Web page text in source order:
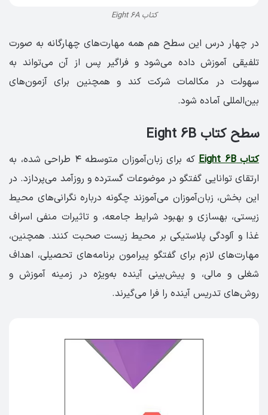
کتاب Eight 6A
در چهار درس این سطح هم همه مهارت‌های چهارگانه به صورت
تلفیقی آموزش داده می‌شود و فراگیر پس از آن می‌تواند به
سهولت در مکالمات شرکت کند و همچنین برای آزمون‌های
بین‌المللی آماده شود.
سطح کتاب Eight 6B
کتاب Eight 6B
که برای زبان‌آموزان متوسطه ۴ طراحی شده، به
ارتقای توانایی گفتگو در موضوعات گسترده و روزآمد می‌پردازد. در
این بخش، زبان‌آموزان می‌آموزند چگونه درباره نگرانی‌های محیط
زیستی، بهسازی و بهبود شرایط جامعه، و تاثیرات منفی اسراف
غذا و آلودگی پلاستیکی بر محیط زیست صحبت کنند. همچنین،
مهارت‌های لازم برای گفتگو پیرامون برنامه‌های تحصیلی، اهداف
شغلی و مالی، و پیش‌بینی آینده به‌ویژه در زمینه آموزش و
روش‌های تدریس آینده را فرا می‌گیرند.